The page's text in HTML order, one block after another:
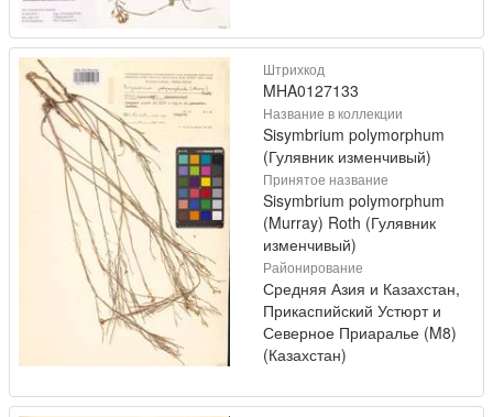
Штрихкод
MHA0127133
Название в коллекции
Sisymbrium polymorphum
(Гулявник изменчивый)
Принятое название
Sisymbrium polymorphum
(Murray) Roth (Гулявник
изменчивый)
Районирование
Средняя Азия и Казахстан,
Прикаспийский Устюрт и
Северное Приаралье (M8)
(Казахстан)